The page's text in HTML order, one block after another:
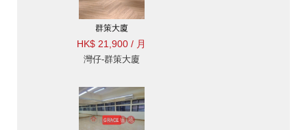
群策大廈
HK$ 21,900 / 月
灣仔-群策大廈